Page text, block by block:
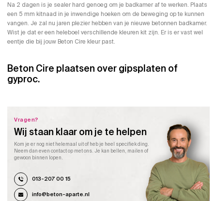
Na 2 dagen is je sealer hard genoeg om je badkamer af te werken. Plaats
een 5 mm kitnaad in je inwendige hoeken om de beweging op te kunnen
vangen. Je zal nu jaren plezier hebben van je nieuwe betonnen badkamer.
Wist je dat er een heleboel verschillende kleuren kit zijn. Er is er vast wel
eentje die bij jouw Beton Cire kleur past.
Beton Cire plaatsen over gipsplaten of
gyproc.
Vragen?
Wij staan klaar om je te helpen
Kom je er nog niet helemaal uit of heb je heel specifiek ding.
Neem dan even contact op met ons. Je kan bellen, mailen of
gewoon binnen lopen.
013-207 00 15
info@beton-aparte.nl